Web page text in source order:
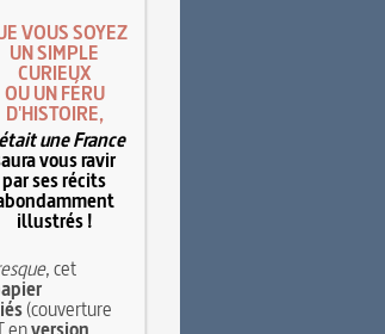
VOUS SOYEZ
UN SIMPLE
CURIEUX
OU UN FÉRU
D'HISTOIRE,
une France
vous ravir
par ses récits
illustrés !
, cet
(couverture